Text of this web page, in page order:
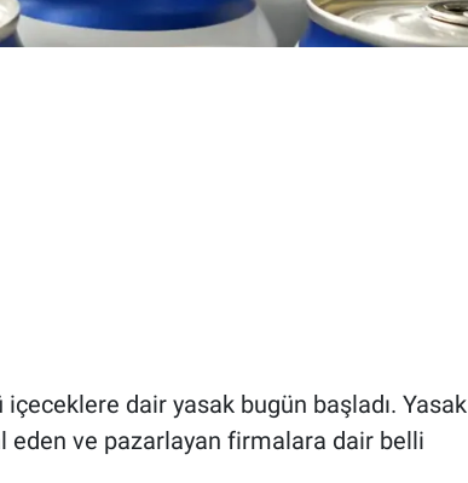
dair yasak bugün başladı. Yasak
eden ve pazarlayan firmalara dair belli